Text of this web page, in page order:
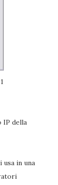
IP della
usa in una